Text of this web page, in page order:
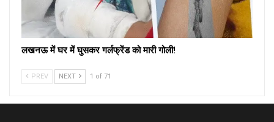
लखनऊ में घर में घुसकर गर्लफ्रेंड को मारी गोली!
PREV NEXT 1 of 71